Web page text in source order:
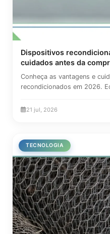
Dispositivos
cuidados antes da
Conheça as vantagens e
recondicionados em 2026.
21 jul, 2026
TECNOLOGIA